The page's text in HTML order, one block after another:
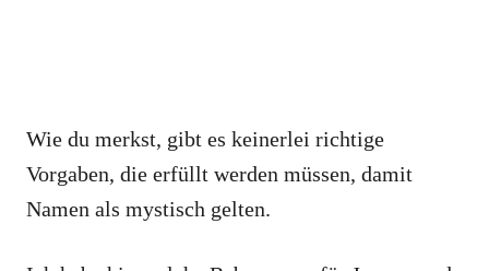
Wie du merkst, gibt es keinerlei richtige
Vorgaben, die erfüllt werden müssen, damit
Namen als mystisch gelten.